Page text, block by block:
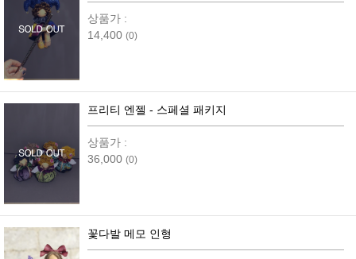
상품가 :
14,400 (0)
프리티 엔젤 - 스페셜 패키지
상품가 :
36,000 (0)
꽃다발 메모 인형